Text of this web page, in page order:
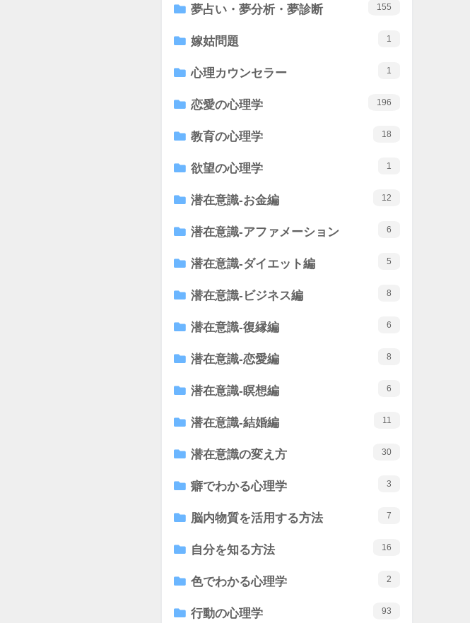
夢占い・夢分析・夢診断 155
嫁姑問題 1
心理カウンセラー 1
恋愛の心理学 196
教育の心理学 18
欲望の心理学 1
潜在意識-お金編 12
潜在意識-アファメーション 6
潜在意識-ダイエット編 5
潜在意識-ビジネス編 8
潜在意識-復縁編 6
潜在意識-恋愛編 8
潜在意識-瞑想編 6
潜在意識-結婚編 11
潜在意識の変え方 30
癖でわかる心理学 3
脳内物質を活用する方法 7
自分を知る方法 16
色でわかる心理学 2
行動の心理学 93